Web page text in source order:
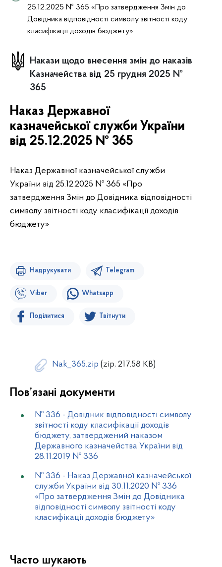
25.12.2025 № 365 «Про затвердження Змін до
Довідника відповідності символу звітності коду
класифікації доходів бюджету»
Накази щодо внесення змін до наказів
Казначейства від 25 грудня 2025 №
365
Наказ Державної
казначейської служби України
від 25.12.2025 № 365
Наказ Державної казначейської служби
України від 25.12.2025 № 365 «Про
затвердження Змін до Довідника відповідності
символу звітності коду класифікації доходів
бюджету»
Надрукувати Telegram
Viber Whatsapp
Поділитися Твітнути
Nak_365.zip (zip, 217.58 KB)
Пов’язані документи
№ 336 - Довідник відповідності символу
звітності коду класифікації доходів
бюджету, затверджений наказом
Державного казначейства України від
28.11.2019 № 336
№ 336 - Наказ Державної казначейської
служби України від 30.11.2020 № 336
«Про затвердження Змін до Довідника
відповідності символу звітності коду
класифікації доходів бюджету»
Часто шукають